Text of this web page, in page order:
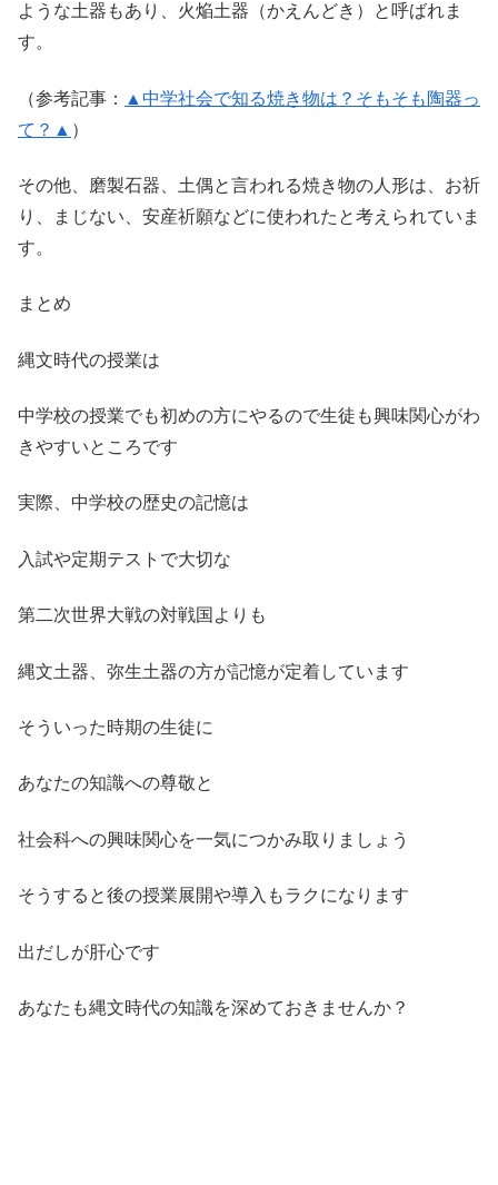
ような土器もあり、火焔土器（かえんどき）と呼ばれま
す。
（参考記事：
▲中学社会で知る焼き物は？そもそも陶器っ
て？▲ ）
その他、磨製石器、土偶と言われる焼き物の人形は、お祈
り、まじない、安産祈願などに使われたと考えられていま
す。
まとめ
縄文時代の授業は
中学校の授業でも初めの方にやるので生徒も興味関心がわ
きやすいところです
実際、中学校の歴史の記憶は
入試や定期テストで大切な
第二次世界大戦の対戦国よりも
縄文土器、弥生土器の方が記憶が定着しています
そういった時期の生徒に
あなたの知識への尊敬と
社会科への興味関心を一気につかみ取りましょう
そうすると後の授業展開や導入もラクになります
出だしが肝心です
あなたも縄文時代の知識を深めておきませんか？